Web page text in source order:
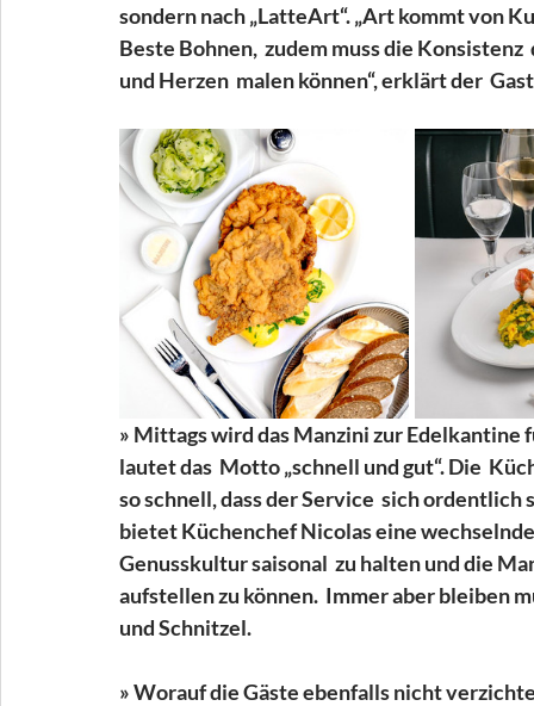
sondern nach „LatteArt“. „Art kommt von
Beste Bohnen,  zudem muss die
und Herzen  malen können“, erklärt der
» Mittags wird das Manzini zur Edelkantine
lautet das  Motto „schnell und gut“. Die
so schnell, dass der Service  sich
bietet Küchenchef Nicolas eine
Genusskultur saisonal  zu halten und die
aufstellen zu können.  Immer aber bleiben
und Schnitzel.
» Worauf die Gäste ebenfalls nicht